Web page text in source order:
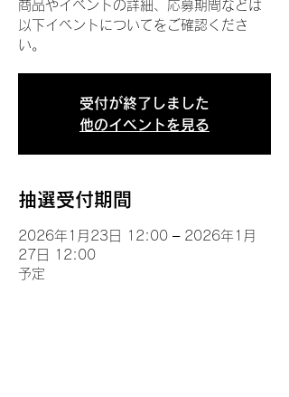
商品やイベントの詳細、応募期間などは
以下イベントについてをご確認くださ
い。
受付が終了しました
他のイベントを見る
抽選受付期間
2026年1月23日 12:00 – 2026年1月
27日 12:00
予定